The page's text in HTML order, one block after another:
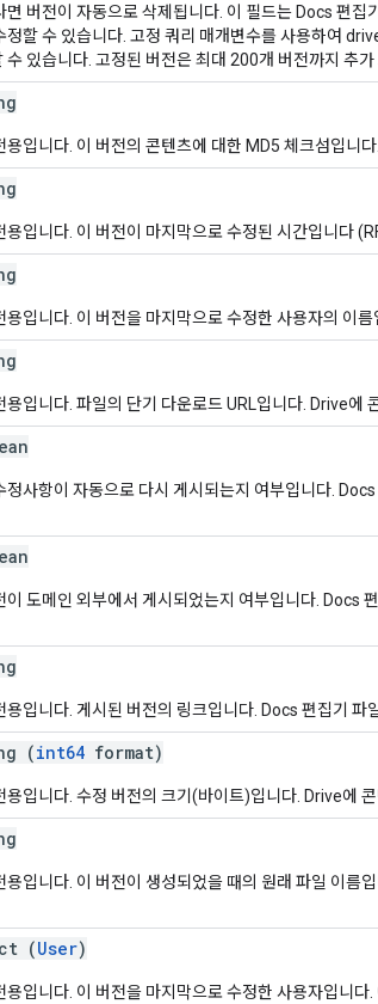
면 버전이 자동으로 삭제됩니다. 이 필드는 Docs 편집
정할 수 있습니다. 고정 쿼리 매개변수를 사용하여
수 있습니다. 고정된 버전은 최대 200개 버전까지 추
용입니다. 이 버전의 콘텐츠에 대한 MD5 체크섬입니
용입니다. 이 버전이 마지막으로 수정된 시간입니다
용입니다. 이 버전을 마지막으로 수정한 사용자의 이름
용입니다. 파일의 단기 다운로드 URL입니다. Drive에
정사항이 자동으로 다시 게시되는지 여부입니다.
이 도메인 외부에서 게시되었는지 여부입니다. Docs
용입니다. 게시된 버전의 링크입니다. Docs 편집기 파
(int64 format)
용입니다. 수정 버전의 크기(바이트)입니다. Drive에
용입니다. 이 버전이 생성되었을 때의 원래 파일 이름
(User)
용입니다. 이 버전을 마지막으로 수정한 사용자입니